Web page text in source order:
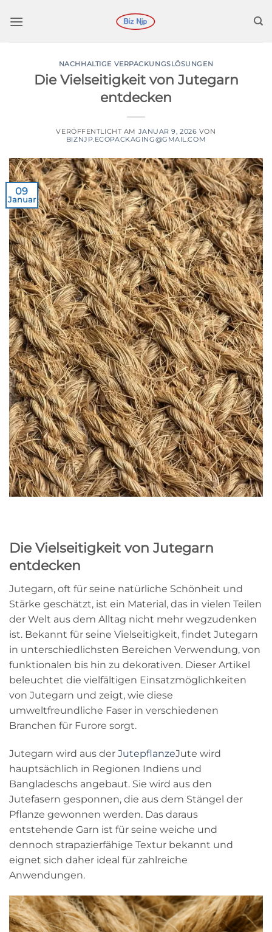
Inhalt
NACHHALTIGE VERPACKUNGSLÖSUNGEN
Die Vielseitigkeit von Jutegarn
entdecken
VERÖFFENTLICHT AM JANUAR 9, 2026 VON
BIZNJP.ECOPACKAGING@GMAIL.COM
09
Januar
Die Vielseitigkeit von Jutegarn
entdecken
Jutegarn, oft für seine natürliche Schönheit und
Stärke geschätzt, ist ein Material, das in vielen Teilen
der Welt aus dem Alltag nicht mehr wegzudenken
ist. Bekannt für seine Vielseitigkeit, findet Jutegarn
in unterschiedlichsten Bereichen Verwendung, von
funktionalen bis hin zu dekorativen. Dieser Artikel
beleuchtet die vielfältigen Einsatzmöglichkeiten
von Jutegarn und zeigt, wie diese
umweltfreundliche Faser in verschiedenen
Branchen für Furore sorgt.
Jutegarn wird aus der JutepflanzeJute wird
hauptsächlich in Regionen Indiens und
Bangladeschs angebaut. Sie wird aus den
Jutefasern gesponnen, die aus dem Stängel der
Pflanze gewonnen werden. Das daraus
entstehende Garn ist für seine weiche und
dennoch strapazierfähige Textur bekannt und
eignet sich daher ideal für zahlreiche
Anwendungen.